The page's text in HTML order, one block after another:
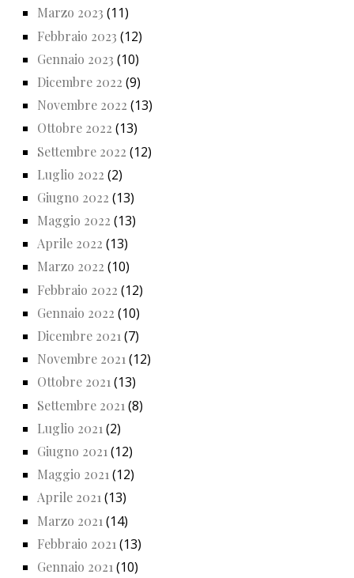
Marzo 2023 (11)
Febbraio 2023 (12)
Gennaio 2023 (10)
Dicembre 2022 (9)
Novembre 2022 (13)
Ottobre 2022 (13)
Settembre 2022 (12)
Luglio 2022 (2)
Giugno 2022 (13)
Maggio 2022 (13)
Aprile 2022 (13)
Marzo 2022 (10)
Febbraio 2022 (12)
Gennaio 2022 (10)
Dicembre 2021 (7)
Novembre 2021(12)
Ottobre 2021(13)
Settembre 2021 (8)
Luglio 2021 (2)
Giugno 2021 (12)
Maggio 2021 (12)
Aprile 2021(13)
Marzo 2021 (14)
Febbraio 2021 (13)
Gennaio 2021 (10)